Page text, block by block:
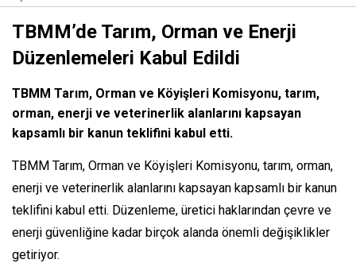
TBMM’de Tarım, Orman ve Enerji
Düzenlemeleri Kabul Edildi
TBMM Tarım, Orman ve Köyişleri Komisyonu, tarım,
orman, enerji ve veterinerlik alanlarını kapsayan
kapsamlı bir kanun teklifini kabul etti.
TBMM Tarım, Orman ve Köyişleri Komisyonu, tarım, orman,
enerji ve veterinerlik alanlarını kapsayan kapsamlı bir kanun
teklifini kabul etti. Düzenleme, üretici haklarından çevre ve
enerji güvenliğine kadar birçok alanda önemli değişiklikler
getiriyor.